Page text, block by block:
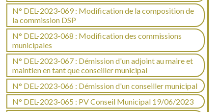
N° DEL-2023-069 : Modification de la composition de
la commission DSP
N° DEL-2023-068 : Modification des commissions
municipales
N° DEL-2023-067 : Démission d'un adjoint au maire et
maintien en tant que conseiller municipal
N° DEL-2023-066 : Démission d'un conseiller municipal
N° DEL-2023-065 : PV Conseil Municipal 19/06/2023